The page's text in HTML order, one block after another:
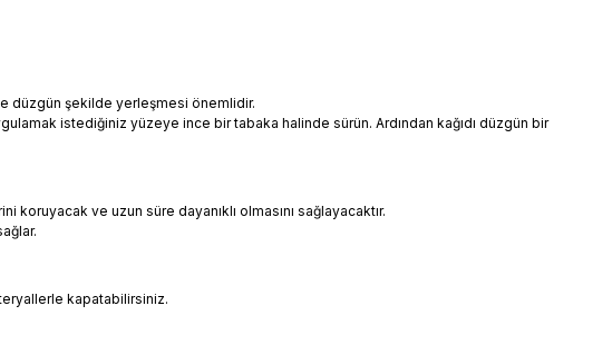
düzgün şekilde yerleşmesi önemlidir.
istediğiniz yüzeye ince bir tabaka halinde sürün. Ardından kağıdı düzgün bir
koruyacak ve uzun süre dayanıklı olmasını sağlayacaktır.
kapatabilirsiniz.